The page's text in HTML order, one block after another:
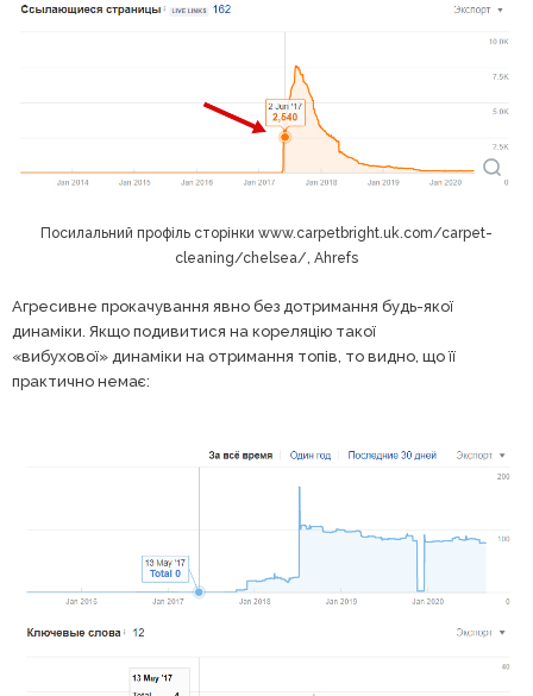
Посилальний профіль сторінки www.carpetbright.uk.com/carpet-
cleaning/chelsea/, Ahrefs
Агресивне прокачування явно без дотримання будь-якої
динаміки. Якщо подивитися на кореляцію такої
«вибухової» динаміки на отримання топів, то видно, що її
практично немає: